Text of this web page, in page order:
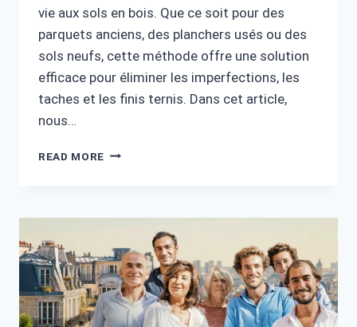
vie aux sols en bois. Que ce soit pour des
parquets anciens, des planchers usés ou des
sols neufs, cette méthode offre une solution
efficace pour éliminer les imperfections, les
taches et les finis ternis. Dans cet article,
nous…
READ MORE LE
:
SOLUTION
IDÉALE
POUR
REDONNER
VIE